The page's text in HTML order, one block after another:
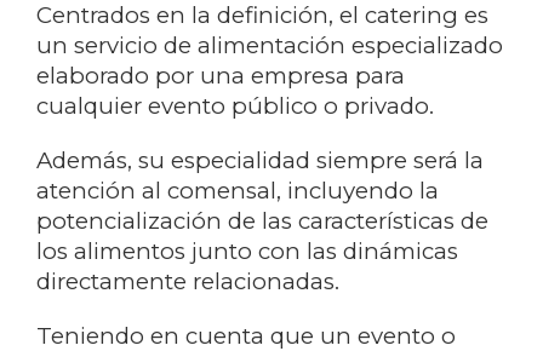
Centrados en la definición, el catering es
un servicio de alimentación especializado
elaborado por una empresa para
cualquier evento público o privado.
Además, su especialidad siempre será la
atención al comensal, incluyendo la
potencialización de las características de
los alimentos junto con las dinámicas
directamente relacionadas.
Teniendo en cuenta que un evento o